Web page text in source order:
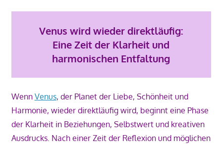
Venus wird wieder direktläufig:
Eine Zeit der Klarheit und
harmonischen Entfaltung
Wenn Venus, der Planet der Liebe, Schönheit und
Harmonie, wieder direktläufig wird, beginnt eine Phase
der Klarheit in Beziehungen, Selbstwert und kreativen
Ausdrucks. Nach einer Zeit der Reflexion und möglichen